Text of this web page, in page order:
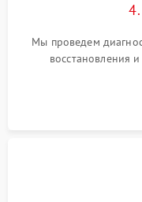
Мы проведем
восстановления